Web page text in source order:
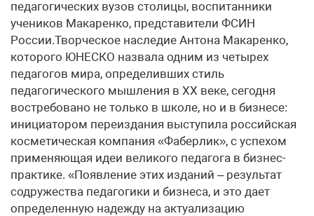
педагогических вузов столицы, воспитанники
учеников Макаренко, представители ФСИН
России.Творческое наследие Антона Макаренко,
которого ЮНЕСКО назвала одним из четырех
педагогов мира, определивших стиль
педагогического мышления в XX веке, сегодня
востребовано не только в школе, но и в бизнесе:
инициатором переиздания выступила российская
косметическая компания «Фаберлик», с успехом
применяющая идеи великого педагога в бизнес-
практике. «Появление этих изданий – результат
содружества педагогики и бизнеса, и это дает
определенную надежду на актуализацию